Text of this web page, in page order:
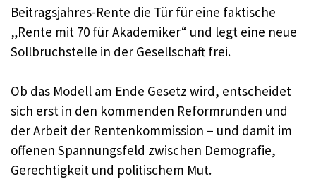
Beitragsjahres-Rente die Tür für eine faktische
„Rente mit 70 für Akademiker“ und legt eine neue
Sollbruchstelle in der Gesellschaft frei.​
Ob das Modell am Ende Gesetz wird, entscheidet
sich erst in den kommenden Reformrunden und
der Arbeit der Rentenkommission – und damit im
offenen Spannungsfeld zwischen Demografie,
Gerechtigkeit und politischem Mut.​